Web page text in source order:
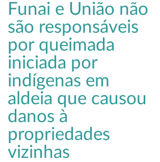
Funai e União não
são responsáveis
por queimada
iniciada por
indígenas em
aldeia que causou
danos à
propriedades
vizinhas